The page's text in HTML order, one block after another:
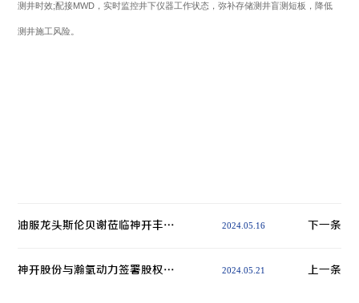
测井时效;配接MWD，实时监控井下仪器工作状态，弥补存储测井盲测短板，降低
测井施工风险。
油服龙头斯伦贝谢莅临神开丰禾参观交流 2024.05.16 下一条
神开股份与瀚氢动力签署股权投资协议，布局新能源 2024.05.21 上一条